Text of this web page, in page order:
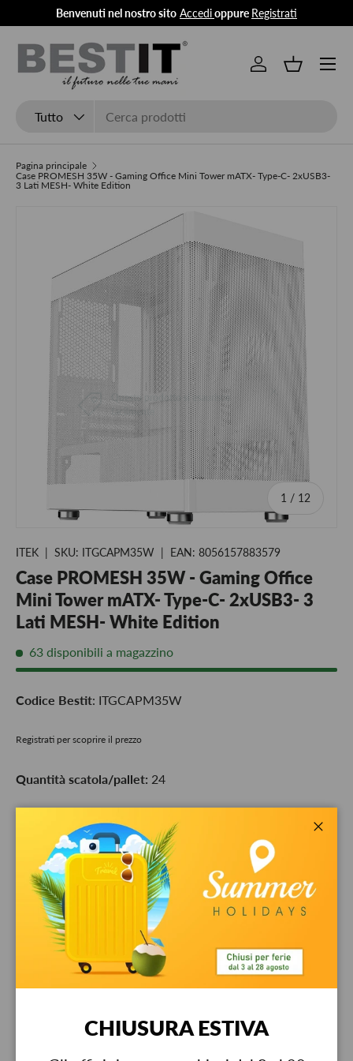
Passa ai contenuti
Benvenuti nel nostro sito Accedioppure Registrati
Tutto
AccediCestino
Menu
Pagina principale
Case PROMESH 35W - Gaming Office Mini Tower mATX- Type-C- 2xUSB3-
3 Lati MESH- White Edition
1 / di
12
ITEK | SKU: ITGCAPM35W | EAN: 8056157883579
Case PROMESH 35W - Gaming Office
Mini Tower mATX- Type-C- 2xUSB3- 3
Lati MESH- White Edition
63 disponibili a magazzino
Codice Bestit: ITGCAPM35W
Registrati per scoprire il prezzo
Quantità scatola/pallet: 24
+
Ritiro disponibile presso Bestit srl
Di solito pronto in 24 ore
Visualizza informazioni sul negozio
CHIUSURA ESTIVA